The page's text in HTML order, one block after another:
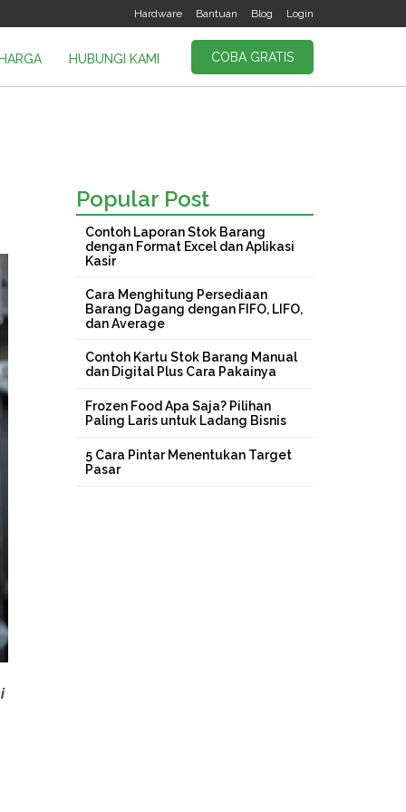
Login
Blog
Bantuan
Hardware
COBA GRATIS
HUBUNGI KAMI
Popular Post
Contoh Laporan Stok Barang
dengan Format Excel dan Aplikasi
Kasir
Cara Menghitung Persediaan
Barang Dagang dengan FIFO, LIFO,
dan Average
Contoh Kartu Stok Barang Manual
dan Digital Plus Cara Pakainya
Frozen Food Apa Saja? Pilihan
Paling Laris untuk Ladang Bisnis
5 Cara Pintar Menentukan Target
Pasar